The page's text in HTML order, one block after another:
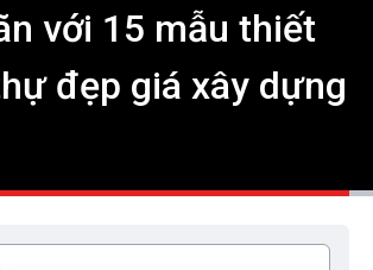
với 15 mẫu thiết
đẹp giá xây dựng